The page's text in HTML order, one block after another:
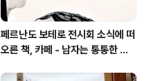
페르난도 보테로 전시회 소식에 떠
오른 책, 카페 - 남자는 통통한 여